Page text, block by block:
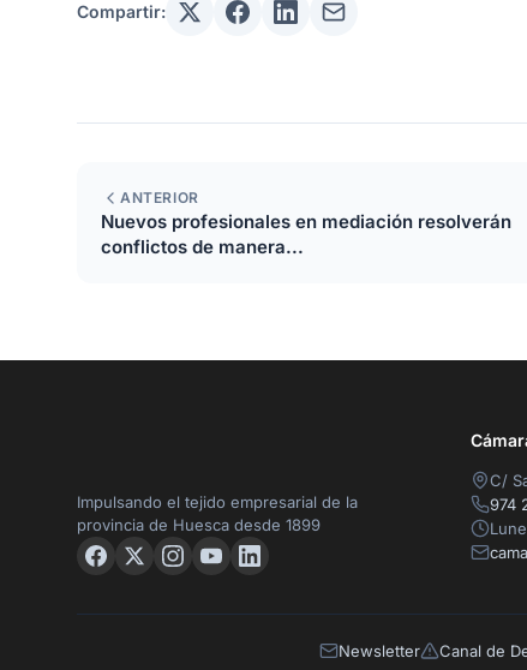
Compartir:
ANTERIOR
Nuevos profesionales en mediación resolverán
conflictos de manera...
Impulsando el tejido empresarial de la
provincia de Huesca desde 1899
C/
974
Newsletter Canal de